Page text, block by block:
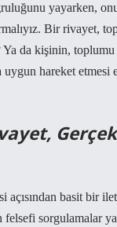
yayarken,
Bir rivayet,
da kişinin, toplumu
uygun hareket
basit bir
felsefi sorgulamalar